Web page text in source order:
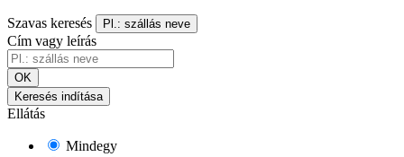
Szavas keresés Pl.: szállás neve
Cím vagy leírás
OK
Keresés indítása
Ellátás
Mindegy